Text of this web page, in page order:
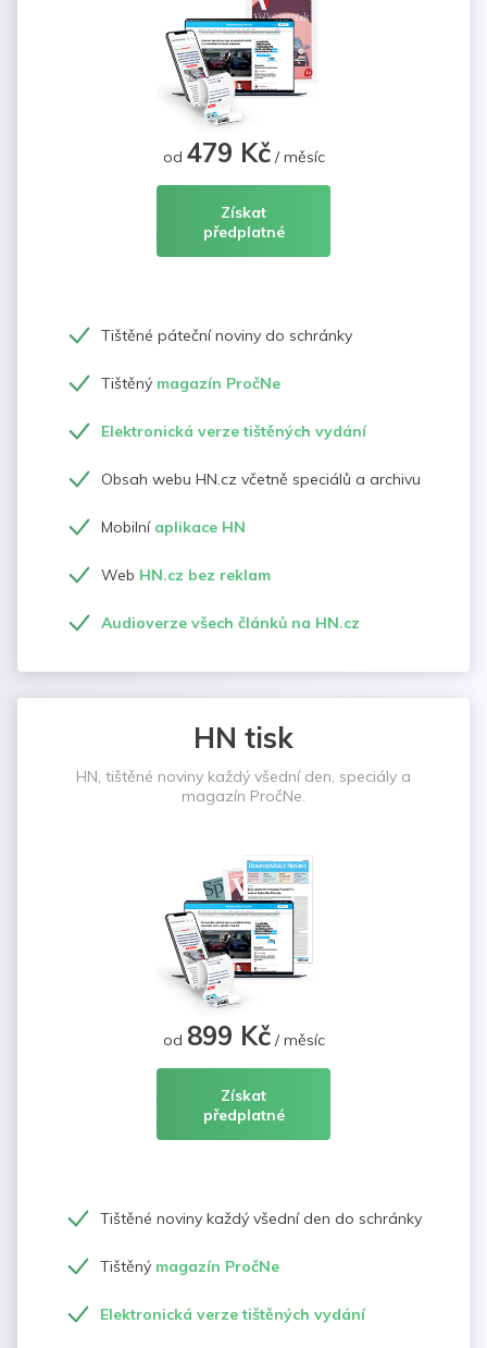
od 479 Kč/ měsíc
Získat
předplatné
Tištěné páteční noviny do schránky
Tištěný magazín PročNe
Elektronická verze tištěných vydání
Obsah webu HN.cz včetně speciálů a archivu
Mobilní aplikace HN
Web HN.cz bez reklam
Audioverze všech článků na HN.cz
HN tisk
HN, tištěné noviny každý všední den, speciály a
magazín PročNe.
od 899 Kč/ měsíc
Získat
předplatné
Tištěné noviny každý všední den do schránky
Tištěný magazín PročNe
Elektronická verze tištěných vydání